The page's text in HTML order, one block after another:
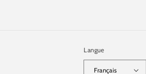
Langue
Français